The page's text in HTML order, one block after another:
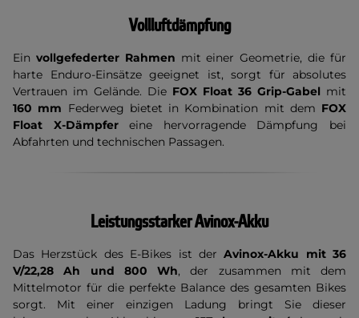
Vollluftdämpfung
Ein vollgefederter Rahmen mit einer Geometrie, die für
harte Enduro-Einsätze geeignet ist, sorgt für absolutes
Vertrauen im Gelände. Die FOX Float 36 Grip-Gabel mit
160 mm Federweg bietet in Kombination mit dem FOX
Float X-Dämpfereine hervorragende Dämpfung bei
Abfahrten und technischen Passagen.
Leistungsstarker Avinox-Akku
Das Herzstück des E-Bikes ist derAvinox-Akku mit 36
V/22,28 Ah und 800 Wh, der zusammen mit dem
Mittelmotor für die perfekte Balance des gesamten Bikes
sorgt. Mit einer einzigen Ladung bringt Sie dieser